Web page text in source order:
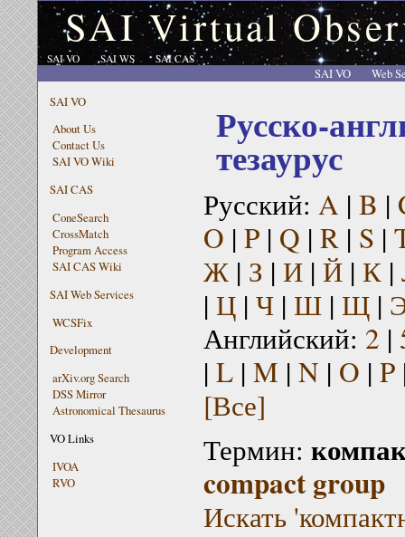
SAI Virtual
SAI VO SAI WS SAI CAS
SAI VO
Web
SAI VO
About Us
Contact Us
SAI VO Wiki
SAI CAS
ConeSearch
CrossMatch
Program Access
SAI CAS Wiki
SAI Web Services
WCSFix
Development
arXiv.org Search
DSS Mirror
Astronomical Thesaurus
VO Links
IVOA
RVO
Русско-
тезаурус
Русский: A | B |
O | P| Q | R| S |
Ж| З | И| Й| К|
| Ц| Ч| Ш| Щ|
Английский: 2 |
| L| M | N | O | P
[Все]
Термин:
compact group
Искать